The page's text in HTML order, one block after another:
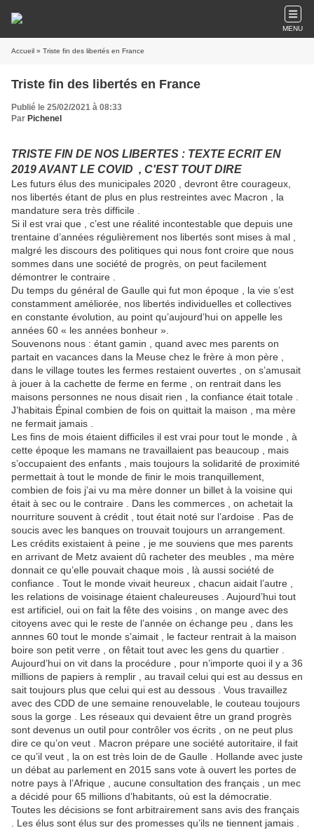
MENU
Accueil » Triste fin des libertés en France
Triste fin des libertés en France
Publié le 25/02/2021 à 08:33
Par Pichenel
TRISTE FIN DE NOS LIBERTES : TEXTE ECRIT EN
2019 AVANT LE COVID , C'EST TOUT DIRE
Les futurs élus des municipales 2020 , devront être courageux,
nos libertés étant de plus en plus restreintes avec Macron , la
mandature sera très difficile .
Si il est vrai que , c’est une réalité incontestable que depuis une
trentaine d’années régulièrement nos libertés sont mises à mal ,
malgré les discours des politiques qui nous font croire que nous
sommes dans une société de progrès, on peut facilement
démontrer le contraire .
Du temps du général de Gaulle qui fut mon époque , la vie s’est
constamment améliorée, nos libertés individuelles et collectives
en constante évolution, au point qu’aujourd’hui on appelle les
années 60 « les années bonheur ».
Souvenons nous : étant gamin , quand avec mes parents on
partait en vacances dans la Meuse chez le frère à mon père ,
dans le village toutes les fermes restaient ouvertes , on s’amusait
à jouer à la cachette de ferme en ferme , on rentrait dans les
maisons personnes ne nous disait rien , la confiance était totale .
J’habitais Épinal combien de fois on quittait la maison , ma mère
ne fermait jamais .
Les fins de mois étaient difficiles il est vrai pour tout le monde , à
cette époque les mamans ne travaillaient pas beaucoup , mais
s’occupaient des enfants , mais toujours la solidarité de proximité
permettait à tout le monde de finir le mois tranquillement,
combien de fois j’ai vu ma mère donner un billet à la voisine qui
était à sec ou le contraire . Dans les commerces , on achetait la
nourriture souvent à crédit , tout était noté sur l’ardoise . Pas de
soucis avec les banques on trouvait toujours un arrangement.
Les crédits existaient à peine , je me souviens que mes parents
en arrivant de Metz avaient dû racheter des meubles , ma mère
donnait ce qu’elle pouvait chaque mois , là aussi société de
confiance . Tout le monde vivait heureux , chacun aidait l’autre ,
les relations de voisinage étaient chaleureuses . Aujourd’hui tout
est artificiel, oui on fait la fête des voisins , on mange avec des
citoyens avec qui le reste de l’année on échange peu , dans les
annnes 60 tout le monde s’aimait , le facteur rentrait à la maison
boire son petit verre , on fêtait tout avec les gens du quartier .
Aujourd’hui on vit dans la procédure , pour n’importe quoi il y a 36
millions de papiers à remplir , au travail celui qui est au dessus en
sait toujours plus que celui qui est au dessous . Vous travaillez
avec des CDD de une semaine renouvelable, le couteau toujours
sous la gorge . Les réseaux qui devaient être un grand progrès
sont devenus un outil pour contrôler vos écrits , on ne peut plus
dire ce qu’on veut . Macron prépare une société autoritaire, il fait
ce qu’il veut , la on est très loin de de Gaulle . Hollande avec juste
un débat au parlement en 2015 sans vote à ouvert les portes de
notre pays à l’Afrique , aucune consultation des français , un mec
a décidé pour 65 millions d’habitants, où est la démocratie.
Toutes les décisions se font arbitrairement sans avis des français
. Les élus sont élus sur des promesses qu’ils ne tiennent jamais .